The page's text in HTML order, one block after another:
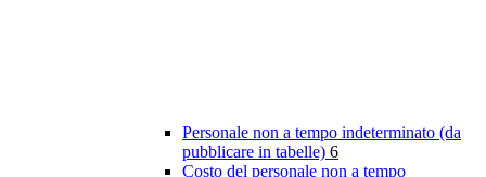
Personale non a tempo indeterminato (da
pubblicare in tabelle) 6
Costo del personale non a tempo